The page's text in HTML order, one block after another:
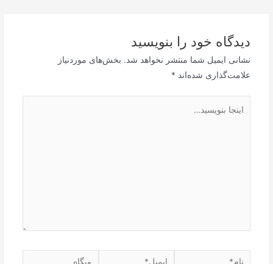
دیدگاه‌ خود را بنویسید
نشانی ایمیل شما منتشر نخواهد شد. بخش‌های موردنیاز
علامت‌گذاری شده‌اند *
بنویسید…
نام* ایمیل* وبگاه